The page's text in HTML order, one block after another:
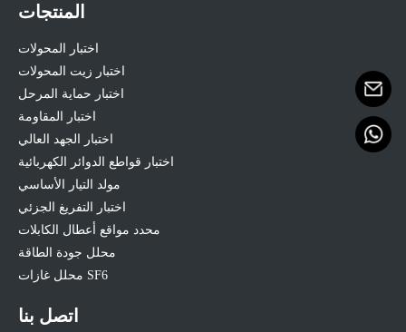
المنتجات
اختبار المحولات
اختبار زيت المحولات
اختبار حماية المرحل
اختبار المقاومة
اختبار الجهد العالي
اختبار قواطع الدوائر الكهربائية
مولد التيار الأساسي
اختبار التفريغ الجزئي
محدد مواقع أعطال الكابلات
محلل جودة الطاقة
محلل غازات SF6
اتصل بنا